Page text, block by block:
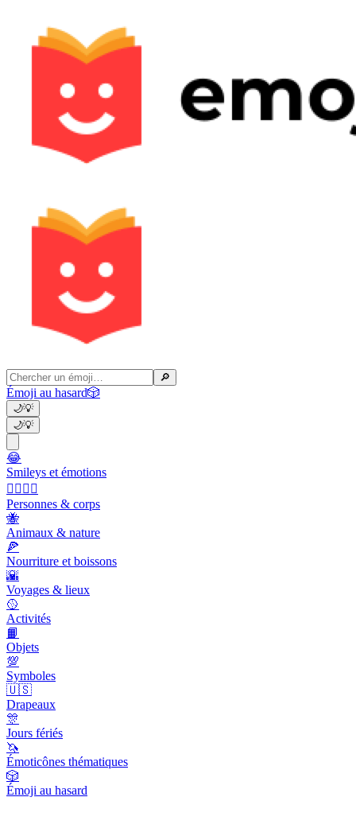
🔎
Émoji au hasard🎲
🌙💡
🌙💡
😂
Smileys et émotions
👩‍❤️‍💋‍👨
Personnes & corps
🐝
Animaux & nature
🍕
Nourriture et boissons
🌇
Voyages & lieux
🥎
Activités
📙
Objets
💯
Symboles
🇺🇸
Drapeaux
🎊
Jours fériés
🦄
Émoticônes thématiques
🎲
Émoji au hasard